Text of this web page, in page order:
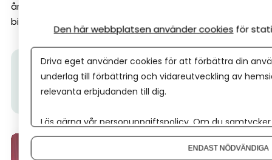
årsredovisningen, medan enskilda firmor lämnar NE-
bilagan i deklarationen.
Här kan du se videon där Hilda från vår partner Spiris
delar sina tre viktigaste ekonomitips för dig som
ska starta eget.
Den här webbplatsen använder cookies för
Driva eget använder cookies för att förbättra din
underlag till förbättring och vidareutveckling av
relevanta erbjudanden till dig.
Läs gärna vår personuppgiftspolicy. Om du
Om du vill ändra ditt val i efterhand hittar du den
ENDAST NÖDVÄNDIGA